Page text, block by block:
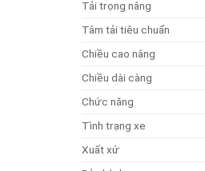
Tải trọng nâng
Tâm tải tiêu chuẩn
Chiều cao nâng
Chiều dài càng
Chức năng
Tình trạng xe
Xuất xứ